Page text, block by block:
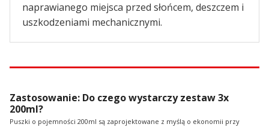
naprawianego miejsca przed słońcem, deszczem i
uszkodzeniami mechanicznymi.
Zastosowanie: Do czego wystarczy zestaw 3x
200ml?
Puszki o pojemności 200ml są zaprojektowane z myślą o ekonomii przy